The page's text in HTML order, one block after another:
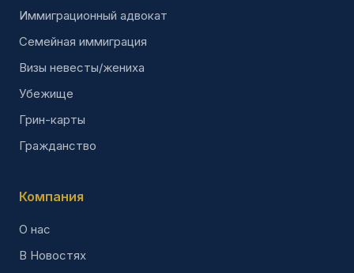
Иммиграционный адвокат
Семейная иммиграция
Визы невесты/жениха
Убежище
Грин-карты
Гражданство
Компания
О нас
В Новостях